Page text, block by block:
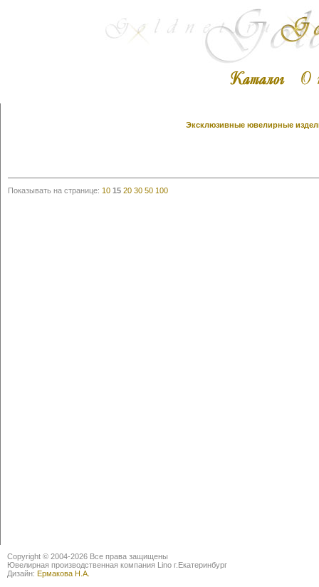
Эксклюзивные ювелирные
Показывать на странице: 10 15 20 30 50 100
Copyright © 2004-2026 Все права защищены
Ювелирная производственная компания Lino г.Екатеринбург
Дизайн: Ермакова Н.А.